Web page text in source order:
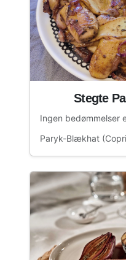
Stegte
Ingen bedømmelser
Paryk-Blækhat